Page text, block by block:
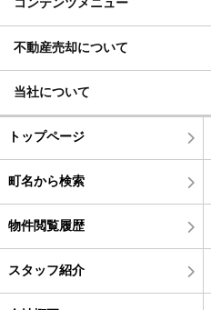
コンテンツメニュー
不動産売却について
当社について
トップページ
町名から検索
物件閲覧履歴
スタッフ紹介